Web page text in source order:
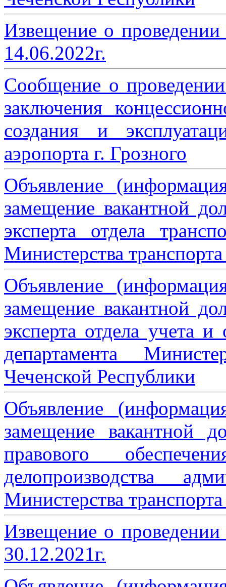
Извещение о
14.06.2022г.
Сообщение о
заключения
создания и
аэропорта г. Грозного
Объявление
замещение вакантной
эксперта отдела
Министерства
Объявление
замещение вакантной
эксперта отдела учета и
департамента
Чеченской Республики
Объявление
замещение вакантной
правового
делопроизводства
Министерства
Извещение о
30.12.2021г.